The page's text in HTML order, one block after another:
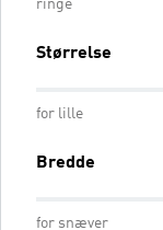
ringe
Størrelse
for lille
Bredde
for snæver